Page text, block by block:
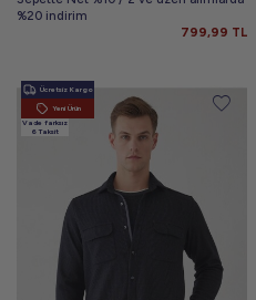
%20 indirim
799,99 TL
Ücretsiz Kargo
Yeni Ürün
Vade farksız
6 Taksit